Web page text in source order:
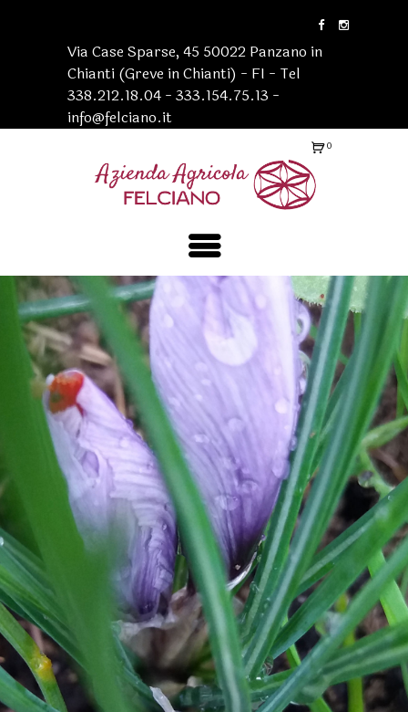
Via Case Sparse, 45 50022 Panzano in
Chianti (Greve in Chianti) - FI - Tel
338.212.18.04 - 333.154.75.13 -
info@felciano.it
0
.0
0